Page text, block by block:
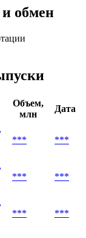
***
обмен
Объем,
*** ***
*** ***